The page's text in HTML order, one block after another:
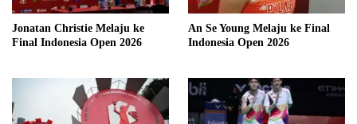
Jonatan Christie Melaju ke
Final Indonesia Open 2026
An Se Young Melaju ke Final
Indonesia Open 2026